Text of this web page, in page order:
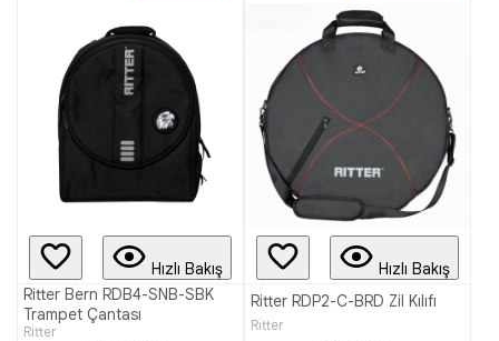
Hızlı Bakış
Ritter Bern RDB4-SNB-SBK
Trampet Çantası
Ritter
Hızlı Bakış
Ritter RDP2-C-BRD Zil Kılıfı
Ritter